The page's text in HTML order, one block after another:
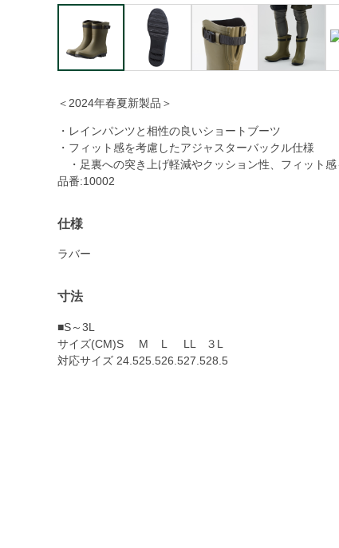
＜2024年春夏新製品＞
・レインパンツと相性の良いショートブーツ
・フィット感を考慮したアジャスターバックル仕様
・足裏への突き上げ軽減やクッション性、フィット
品番:10002
仕様
ラバー
寸法
■S～3L
サイズ(CM)S M L LL
３L
対応サイズ 24.525.526.527.528.5